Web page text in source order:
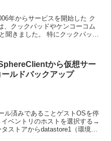
年からサービスを開始した ク
、クックパッドやケンコーコム
聞きました。 特にクックパッド
から仮想サー
ルドバックアップ
ル済みであることゲストOSを停
ベントリのホストを選択する→
ストアからdatastore1（環境に